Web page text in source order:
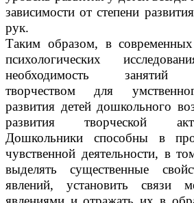
зависимости от степени
рук.
Таким образом, в современных
психологических
необходимость занятий
творчеством для
развития детей дошкольного
развития творческой
Дошкольники способны в
чувственной деятельности, в
выделять существенные
явлений, установить связи